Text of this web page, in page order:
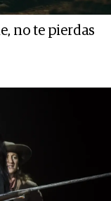
no te pierdas